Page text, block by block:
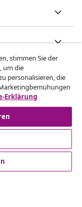
stimmen Sie der
um die
personalisieren, die
Erklärung